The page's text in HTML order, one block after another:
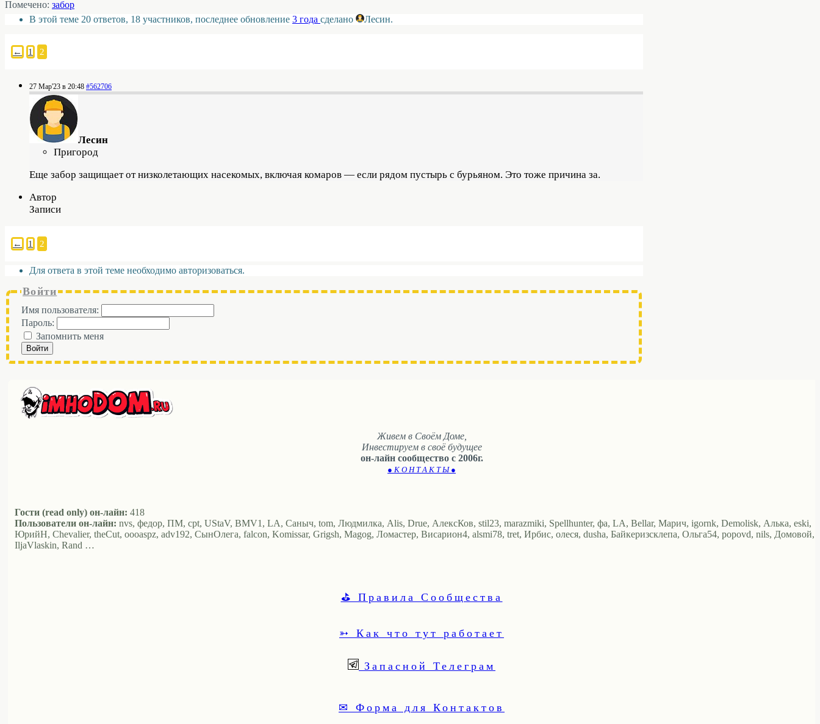
Помечено: забор
В этой теме 20 ответов, 18 участников, последнее обновление 3 года сделано Лесин.
← 1 2
27 Мар'23 в 20:48 #562706
Лесин
Пригород
Еще забор защищает от низколетающих насекомых, включая комаров — если рядом пустырь с бурьяном. Это тоже причина за.
Автор
Записи
← 1 2
Для ответа в этой теме необходимо авторизоваться.
Войти
Имя пользователя:
Пароль:
Запомнить меня
Войти
Живем в Своём Доме,
Инвестируем в своё будущее
он-лайн сообщество с 2006г.
● К О Н Т А К Т Ы ●
Гости (read only) он-лайн: 418
Пользователи он-лайн: nvs, федор, ПМ, cpt, UStaV, BMV1, LA, Саныч, tom, Людмилка, Alis, Drue, АлексКов, stil23, marazmiki, Spellhunter, фа, LA, Bellar, Марич, igornk, Demolisk, Алька, eski,
ЮрийН, Chevalier, theCut, oooaspz, adv192, СынОлега, falcon, Komissar, Grigsh, Magog, Ломастер, Висариoн4, alsmi78, tret, Ирбис, олеся, dusha, Байкеризсклепа, Ольга54, popovd, nils, Домовой,
IljaVlaskin, Rand …
⛳ Правила Сообщества
➳ Как что тут работает
Запасной Телеграм
✉ Форма для Контактов